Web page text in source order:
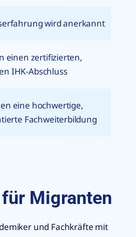
wird anerkannt
einen zertifizierten,
IHK-Abschluss
eine hochwertige,
Fachweiterbildung
Migranten
und Fachkräfte mit